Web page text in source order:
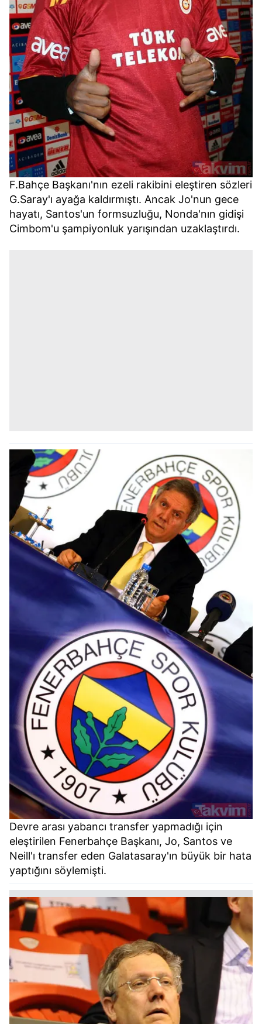
F.Bahçe Başkanı'nın ezeli rakibini eleştiren sözleri
G.Saray'ı ayağa kaldırmıştı. Ancak Jo'nun gece
hayatı, Santos'un formsuzluğu, Nonda'nın gidişi
Cimbom'u şampiyonluk yarışından uzaklaştırdı.
Devre arası yabancı transfer yapmadığı için
eleştirilen Fenerbahçe Başkanı, Jo, Santos ve
Neill'ı transfer eden Galatasaray'ın büyük bir hata
yaptığını söylemişti.